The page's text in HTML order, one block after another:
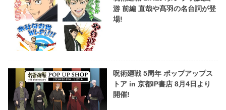
游 前編 直哉や髙羽の名台詞が登
場!
呪術廻戦 5周年 ポップアップス
トア in 京都IP書店 8月4日より
開催!